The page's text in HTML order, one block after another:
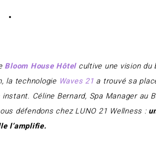
Bloom House Hôtelcultive une vision du
la technologie Waves 21 a trouvé sa
instant. Céline Bernard, Spa Manager au
défendons chez LUNO 21 Wellness :
l’amplifie.